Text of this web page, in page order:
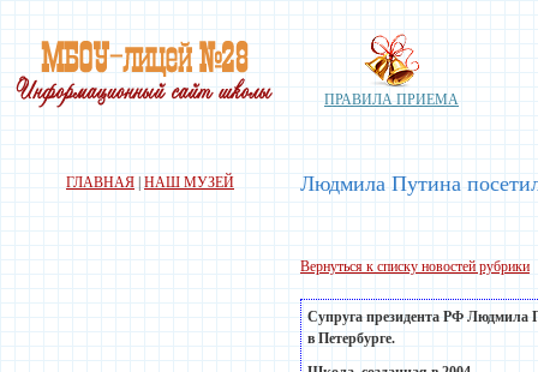
ПРАВИЛА ПРИЕМА
ГЛАВНАЯ НАШ МУЗЕЙ Людмила Путина
Вернуться к списку новостей рубрики
Супруга президента РФ Людмила
в Петербурге.